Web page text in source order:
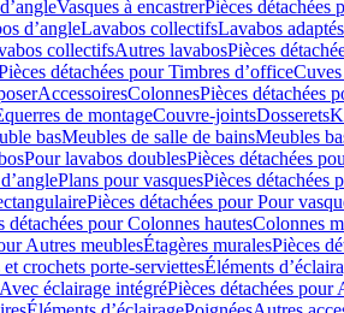
Vasques à encastrerPièces détachées
d’angleLavabos collectifsLavabos
collectifsAutres lavabosPièces
détachées pour Timbres dʼoffice
AccessoiresColonnesPièces détachées
de montageCouvre-jointsDosserets
basMeubles de salle de bainsMeubles
Pour lavabos doublesPièces détachées
Plans pour vasquesPièces détachées
Pièces détachées pour Pour
détachées pour Colonnes hautesColonnes
Autres meublesÉtagères muralesPièces
crochets porte-serviettesÉléments
Avec éclairage intégréPièces détachées pour